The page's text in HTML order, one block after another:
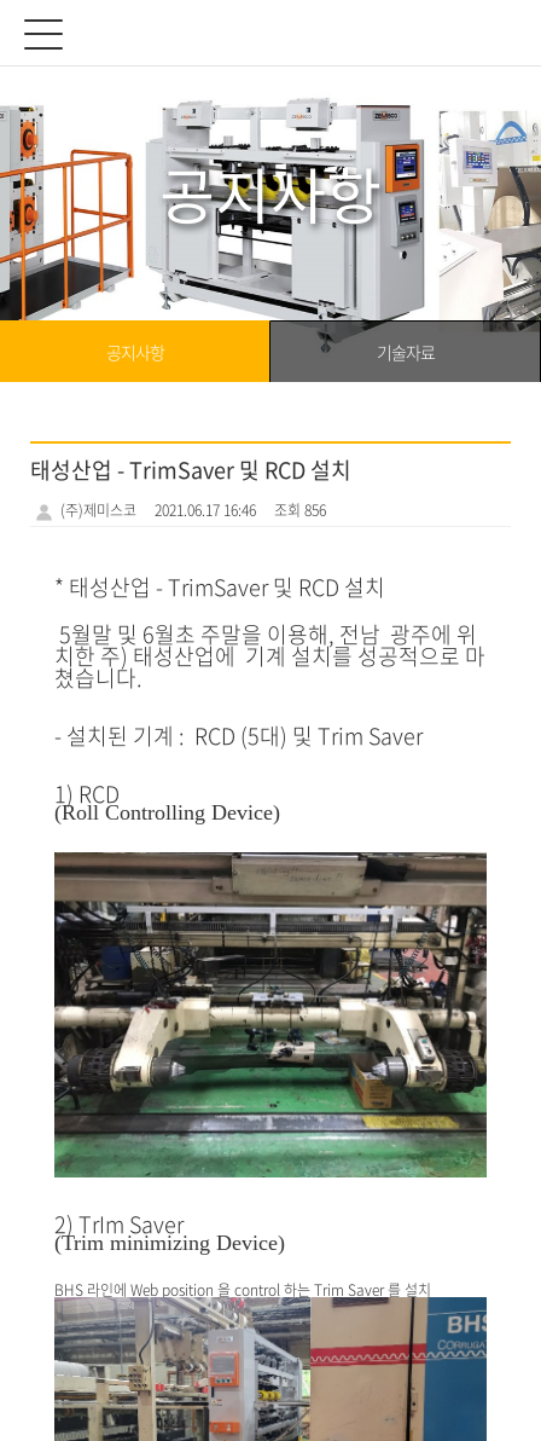
공지사항
공지사항 기술자료
태성산업 - TrimSaver 및 RCD 설치
(주)제미스코 2021.06.17 16:46 조회 856
* 태성산업 - TrimSaver 및 RCD 설치
5월말 및 6월초 주말을 이용해, 전남 광주에 위
치한 주) 태성산업에 기계 설치를 성공적으로 마
쳤습니다.
- 설치된 기계 : RCD (5대) 및 Trim Saver
1) RCD
(Roll Controlling Device)
2) TrIm Saver
(Trim minimizing Device)
BHS 라인에 Web position 을 control 하는 Trim Saver 를 설치